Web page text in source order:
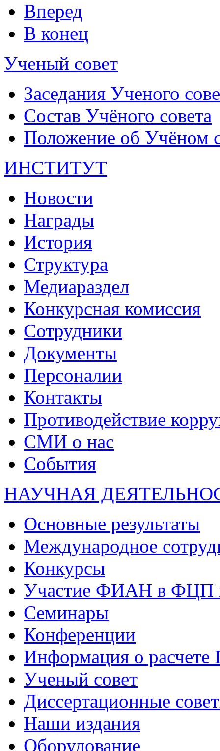
Вперед
В конец
Ученый совет
Заседания Ученого
Состав Учёного совета
Положение об Учёном
ИНСТИТУТ
Новости
Награды
История
Структура
Медиараздел
Конкурсная комиссия
Сотрудники
Документы
Персоналии
Контакты
Противодействие
СМИ о нас
События
НАУЧНАЯ
Основные результаты
Международное
Конкурсы
Участие ФИАН в ФЦП
Семинары
Конференции
Информация о
Ученый совет
Диссертационные
Наши издания
Оборудование